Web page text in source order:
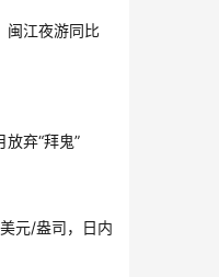
闽江夜游同比
弃“拜鬼”
元/盎司，日内